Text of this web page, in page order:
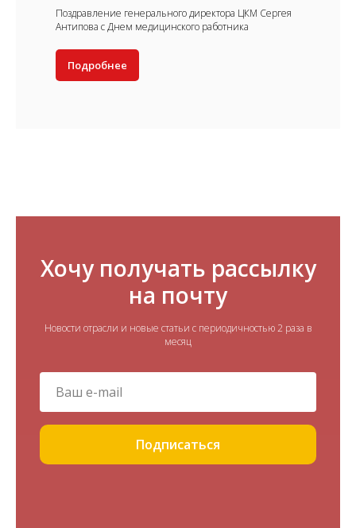
Поздравление генерального директора ЦКМ Сергея
Антипова с Днем медицинского работника
Подробнее
Хочу получать рассылку
на почту
Новости отрасли и новые статьи с периодичностью 2 раза в
месяц
Подписаться